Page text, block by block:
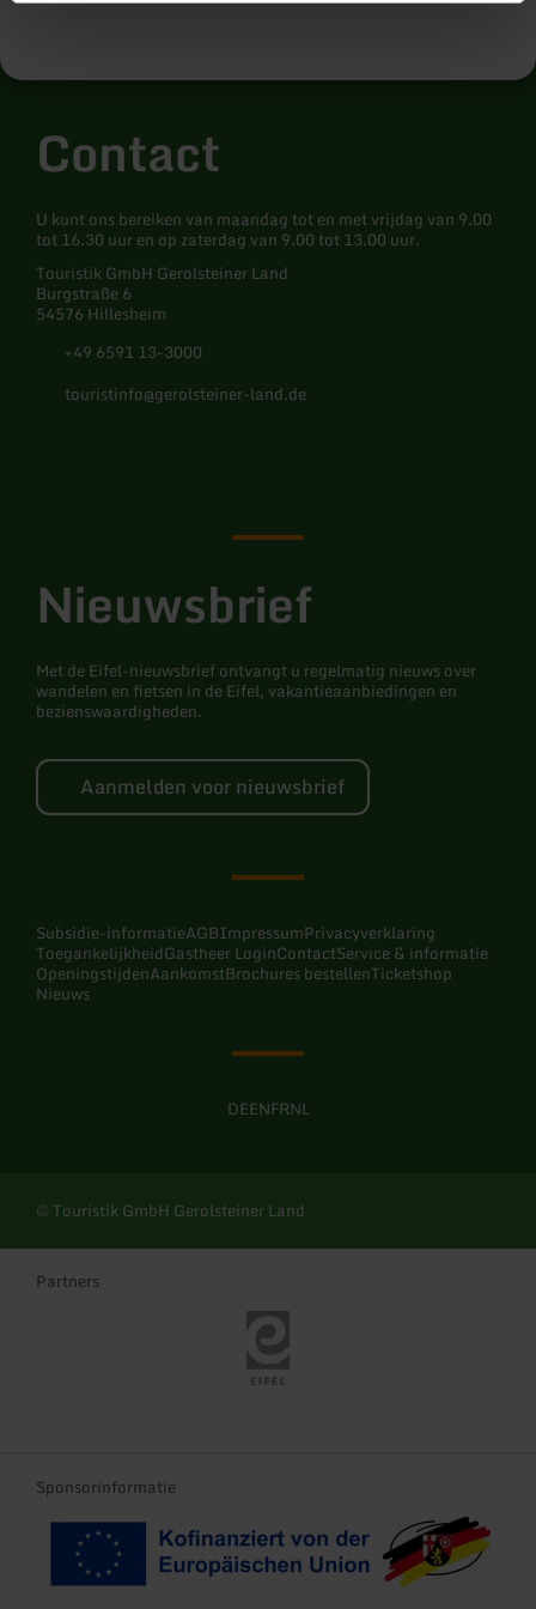
Contact
U kunt ons bereiken van maandag tot en met vrijdag van 9.00
tot 16.30 uur en op zaterdag van 9.00 tot 13.00 uur.
Touristik GmbH Gerolsteiner Land
Burgstraße 6
54576 Hillesheim
+49 6591 13-3000
touristinfo@gerolsteiner-land.de
Nieuwsbrief
Met de Eifel-nieuwsbrief ontvangt u regelmatig nieuws over
wandelen en fietsen in de Eifel, vakantieaanbiedingen en
bezienswaardigheden.
Aanmelden voor nieuwsbrief
Subsidie-informatieAGBImpressumPrivacyverklaring
ToegankelijkheidGastheer LoginContactService & informatie
OpeningstijdenAankomstBrochures bestellenTicketshop
Nieuws
DEENFRNL
© Touristik GmbH Gerolsteiner Land
Partners
Eifel Tourismus
Sponsorinformatie
Kofinanziert von der EU Landeswappen